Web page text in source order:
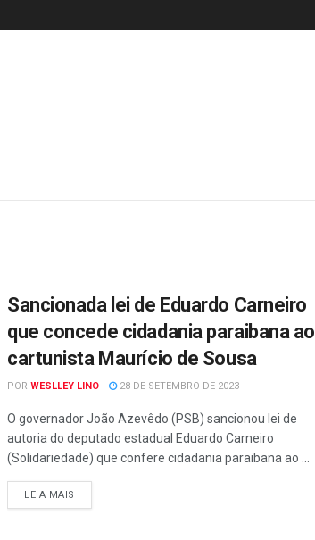
Sancionada lei de Eduardo Carneiro
que concede cidadania paraibana ao
cartunista Maurício de Sousa
POR WESLLEY LINO 28 DE SETEMBRO DE 2023
O governador João Azevêdo (PSB) sancionou lei de
autoria do deputado estadual Eduardo Carneiro
(Solidariedade) que confere cidadania paraibana ao ...
LEIA MAIS